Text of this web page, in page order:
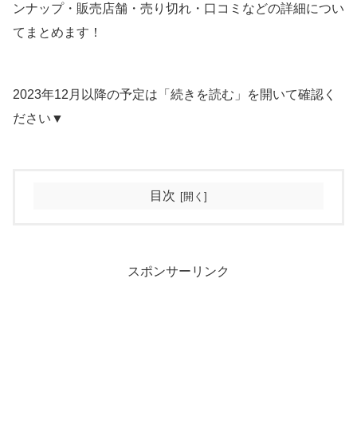
ンナップ・販売店舗・売り切れ・口コミなどの詳細につい
てまとめます！
2023年12月以降の予定は「続きを読む」を開いて確認く
ださい▼
目次
スポンサーリンク